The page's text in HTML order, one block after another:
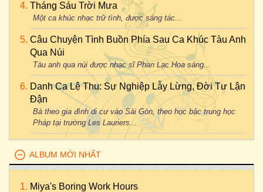
Tháng Sáu Trời Mưa
Một ca khúc nhạc trữ tình, được sáng tác...
Câu Chuyện Tình Buồn Phía Sau Ca Khúc Tàu Anh
Qua Núi
Tàu anh qua núi được nhạc sĩ Phan Lạc Hoa sáng...
Danh Ca Lệ Thu: Sự Nghiệp Lẫy Lừng, Đời Tư Lận
Đận
Bà theo gia đình di cư vào Sài Gòn, theo học bậc trung học
Pháp tại trường Les Lauriers...
ALBUM MỚI NHẤT
Miya's Boring Work Hours